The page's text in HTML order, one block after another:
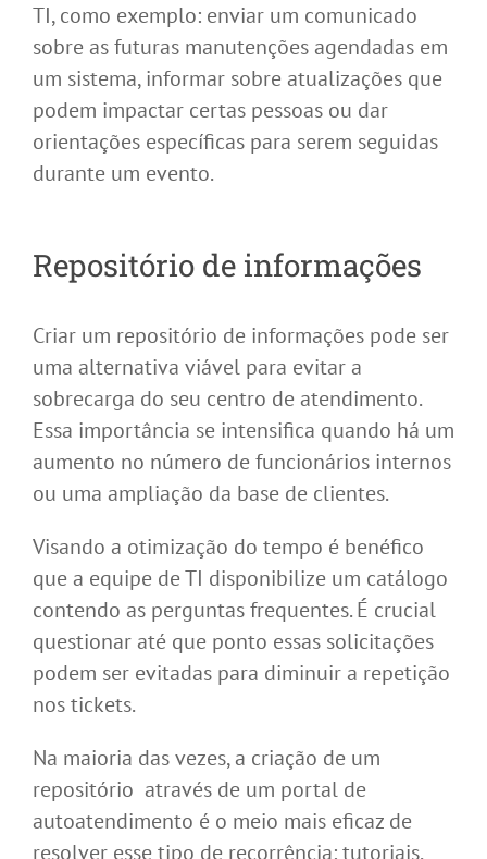
TI, como exemplo: enviar um comunicado
sobre as futuras manutenções agendadas em
um sistema, informar sobre atualizações que
podem impactar certas pessoas ou dar
orientações específicas para serem seguidas
durante um evento.
Repositório de informações
Criar um repositório de informações pode ser
uma alternativa viável para evitar a
sobrecarga do seu centro de atendimento.
Essa importância se intensifica quando há um
aumento no número de funcionários internos
ou uma ampliação da base de clientes.
Visando a otimização do tempo é benéfico
que a equipe de TI disponibilize um catálogo
contendo as perguntas frequentes. É crucial
questionar até que ponto essas solicitações
podem ser evitadas para diminuir a repetição
nos tickets.
Na maioria das vezes, a criação de um
repositório através de um portal de
autoatendimento é o meio mais eficaz de
resolver esse tipo de recorrência: tutoriais,